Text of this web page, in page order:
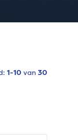
1-10 van 30